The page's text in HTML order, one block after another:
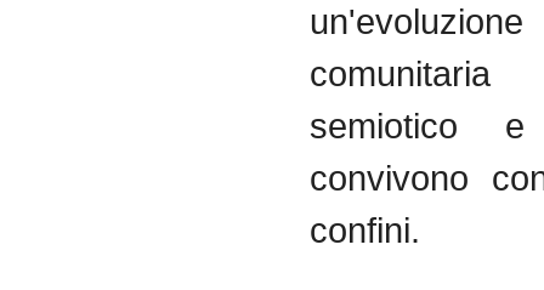
semiotico e
convivono
confini.